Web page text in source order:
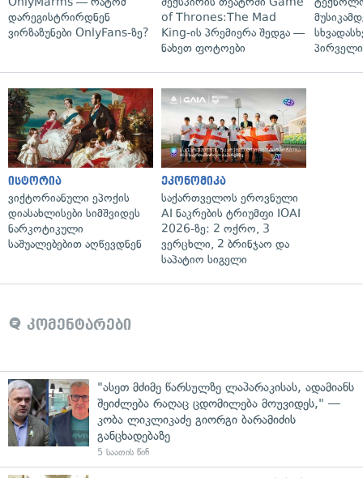
დარეგისტრირდნენ
ვირზაზუნები OnlyFans-ზე?
of Thrones:The Mad
King-ის პრემიერა შედგა —
ნახეთ ფოტოები
ისტორია
ვიქტორიანული ეპოქის
დიასახლისები სიმშვიდეს
ნარკოტიკული
საშუალებებით აღწევდნენ
ეკონომიკა
საქართველოს ეროვნული
AI ნაკრების ტრიუმფი IOAI
2026-ზე: 2 ოქრო, 3
ვერცხლი, 2 ბრინჯაო და
საპატიო სიგელი
კომენტარები
"ასეთ მძიმე წარსულზე ლაპარაკისას, ადამიანს
შეიძლება რაღაც ცდომილება მოუვიდეს," —
კობა ლიკლიკაძე გიორგი ბარამიძის
განცხადებაზე
5 საათის წინ